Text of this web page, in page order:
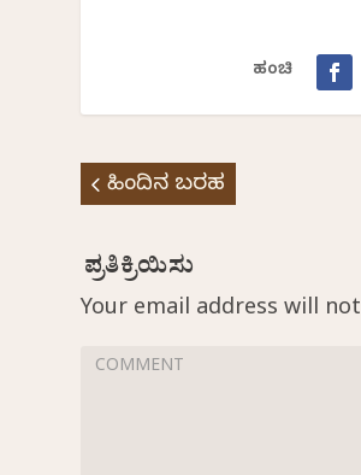
ಹಂಚಿ
ಹಿಂದಿನ ಬರಹ
Your email address will